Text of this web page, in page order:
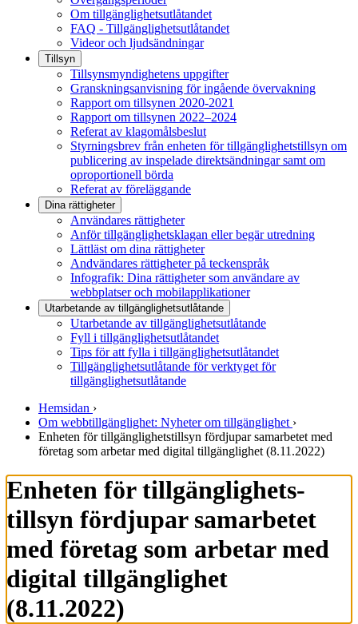
Om tillgänglighetsutlåtandet
FAQ - Tillgänglighetsutlåtandet
Videor och ljudsändningar
Tillsyn
Tillsynsmyndighetens uppgifter
Granskningsanvisning för ingående övervakning
Rapport om tillsynen 2020-2021
Rapport om tillsynen 2022–2024
Referat av klagomålsbeslut
Styrningsbrev från enheten för tillgänglighetstillsyn om
publicering av inspelade direktsändningar samt om
oproportionell börda
Referat av föreläggande
Dina rättigheter
Användares rättigheter
Anför tillgänglighetsklagan eller begär utredning
Lättläst om dina rättigheter
Andvändares rättigheter på teckenspråk
Infografik: Dina rättigheter som användare av
webbplatser och mobilapplikationer
Utarbetande av tillgänglighets­utlåtande
Utarbetande av tillgänglighetsutlåtande
Fyll i tillgänglighetsutlåtandet
Tips för att fylla i tillgänglighetsutlåtandet
Tillgänglighetsutlåtande för verktyget för
tillgänglighetsutlåtande
Hemsidan ›
Om webbtillgänglighet: Nyheter om tillgänglighet ›
Enheten för tillgänglighets­tillsyn fördjupar samarbetet med
företag som arbetar med digital tillgänglighet (8.11.2022)
Enheten för tillgänglighets­
tillsyn fördjupar samarbetet
med företag som arbetar med
digital tillgänglighet
(8.11.2022)